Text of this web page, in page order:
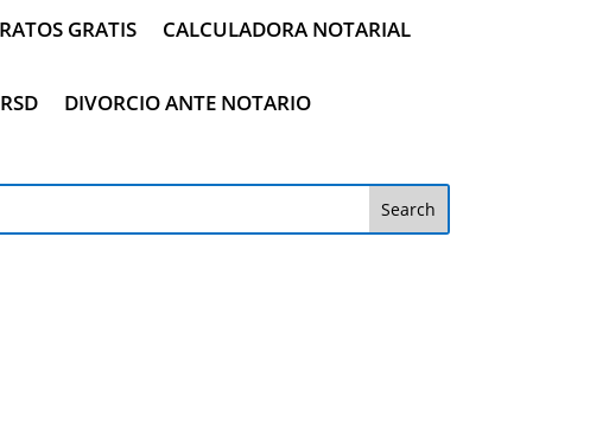
GRATIS CALCULADORA NOTARIAL
DIVORCIO ANTE NOTARIO